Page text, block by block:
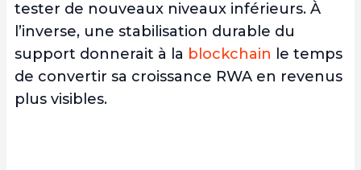
tester de nouveaux niveaux inférieurs. À
l’inverse, une stabilisation durable du
support donnerait à la blockchain le temps
de convertir sa croissance RWA en revenus
plus visibles.